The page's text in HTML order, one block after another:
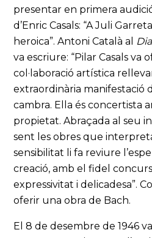
presentar en primera
d’Enric Casals: “A Juli
heroica”. Antoni Català al
va escriure: “Pilar Casals va
col·laboració artística
extraordinària manifestació
cambra. Ella és concertista
propietat. Abraçada al seu
sent les obres que
sensibilitat li fa reviure
creació, amb el fidel
expressivitat i delicadesa”.
oferir una obra de Bach.
El 8 de desembre de 1946